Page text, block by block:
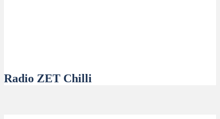
Radio ZET Chilli